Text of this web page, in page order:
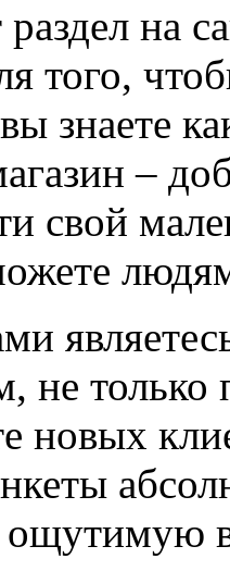
на
того,
знаете
–
свой
не
новых
ощутимую